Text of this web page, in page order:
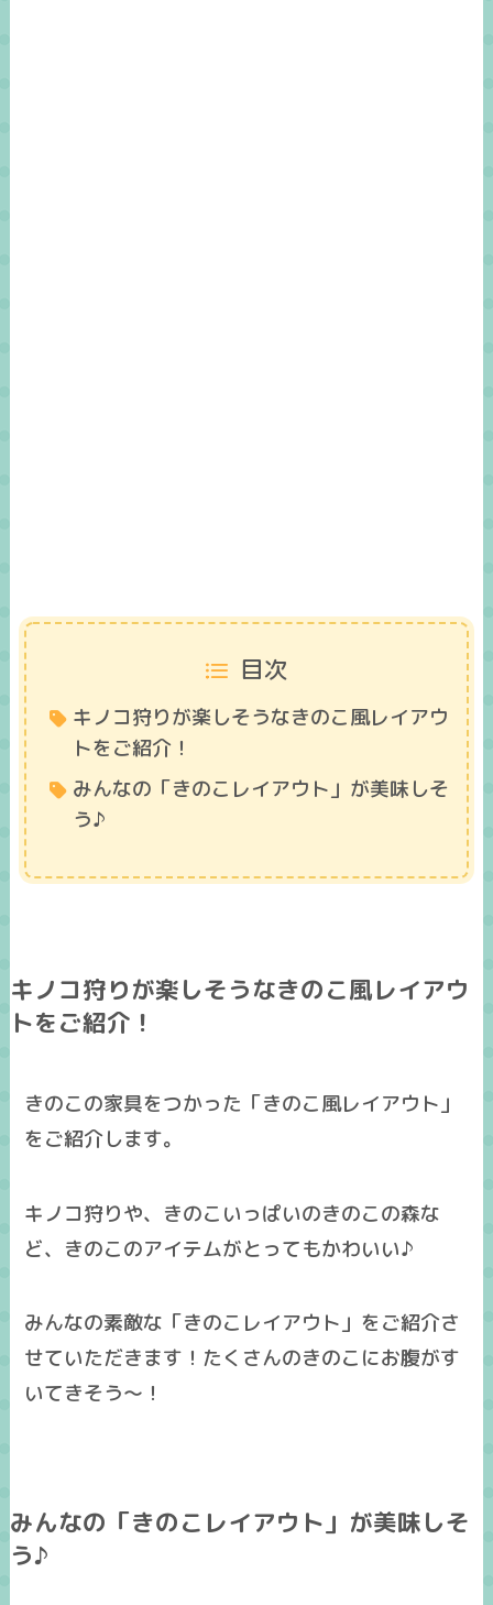
目次
キノコ狩りが楽しそうなきのこ風レイアウ
トをご紹介！
みんなの「きのこレイアウト」が美味しそ
う♪
キノコ狩りが楽しそうなきのこ風レイアウ
トをご紹介！
きのこの家具をつかった「きのこ風レイアウト」
をご紹介します。
キノコ狩りや、きのこいっぱいのきのこの森な
ど、きのこのアイテムがとってもかわいい♪
みんなの素敵な「きのこレイアウト」をご紹介さ
せていただきます！たくさんのきのこにお腹がす
いてきそう～！
みんなの「きのこレイアウト」が美味しそ
う♪